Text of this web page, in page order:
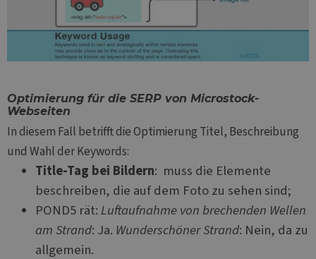
Optimierung für die SERP von Microstock-
Webseiten
In diesem Fall betrifft die Optimierung Titel, Beschreibung
und Wahl der Keywords:
Title-Tag bei Bildern: muss die Elemente
beschreiben, die auf dem Foto zu sehen sind;
POND5 rät:Luftaufnahme von brechenden Wellen
am Strand: Ja. Wunderschöner Strand: Nein, da zu
allgemein.